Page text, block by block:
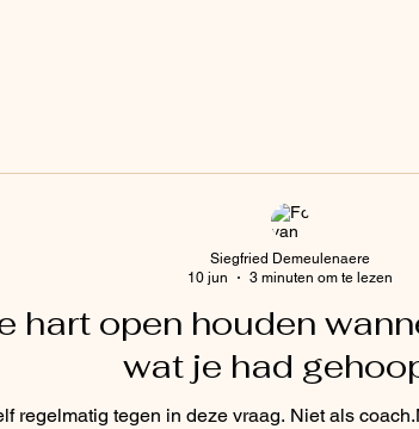
hart open houden
wat je had
regelmatig tegen in deze vraag. Niet als
Siegfried Demeulenaere
10 jun
3 minuten om te lezen